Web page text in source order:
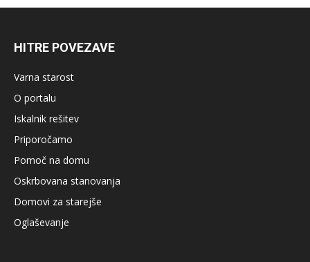
HITRE POVEZAVE
Varna starost
O portalu
Iskalnik rešitev
Priporočamo
Pomoč na domu
Oskrbovana stanovanja
Domovi za starejše
Oglaševanje